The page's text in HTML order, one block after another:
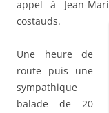
appel à Jean-
costauds.
Une heure de
route puis une
sympathique
balade de 20